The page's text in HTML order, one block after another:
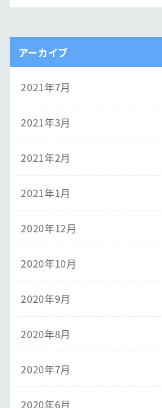
アーカイブ
2021年7月
2021年3月
2021年2月
2021年1月
2020年12月
2020年10月
2020年9月
2020年8月
2020年7月
2020年6月